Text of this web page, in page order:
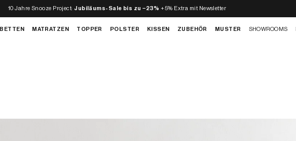
10 Jahre Snooze Project: Jubiläums-Sale bis zu −23% +5% Extra mit Newsletter
BETTEN MATRATZEN TOPPER POLSTER KISSEN ZUBEHÖR MUSTER SHOWROOMS